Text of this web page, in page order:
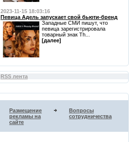
2023-11-15 18:03:16
Певица Адель запускает свой бьюти-бренд
Западные СМИ пишут, что
певица зарегистрировала
товарный знак Th...
[далее]
RSS лента
Размещение
рекламы на
сайте
Вопросы
сотрудничества